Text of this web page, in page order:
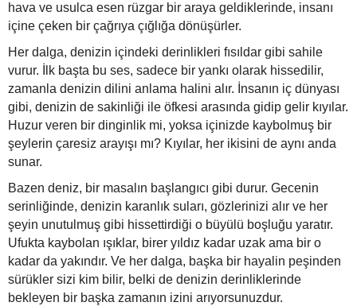
hava ve usulca esen rüzgar bir araya geldiklerinde, insanı
içine çeken bir çağrıya çığlığa dönüşürler.
Her dalga, denizin içindeki derinlikleri fısıldar gibi sahile
vurur. İlk başta bu ses, sadece bir yankı olarak hissedilir,
zamanla denizin dilini anlama halini alır. İnsanın iç dünyası
gibi, denizin de sakinliği ile öfkesi arasında gidip gelir kıyılar.
Huzur veren bir dinginlik mi, yoksa içinizde kaybolmuş bir
şeylerin çaresiz arayışı mı? Kıyılar, her ikisini de aynı anda
sunar.
Bazen deniz, bir masalın başlangıcı gibi durur. Gecenin
serinliğinde, denizin karanlık suları, gözlerinizi alır ve her
şeyin unutulmuş gibi hissettirdiği o büyülü boşluğu yaratır.
Ufukta kaybolan ışıklar, birer yıldız kadar uzak ama bir o
kadar da yakındır. Ve her dalga, başka bir hayalin peşinden
sürükler sizi kim bilir, belki de denizin derinliklerinde
bekleyen bir başka zamanın izini arıyorsunuzdur.